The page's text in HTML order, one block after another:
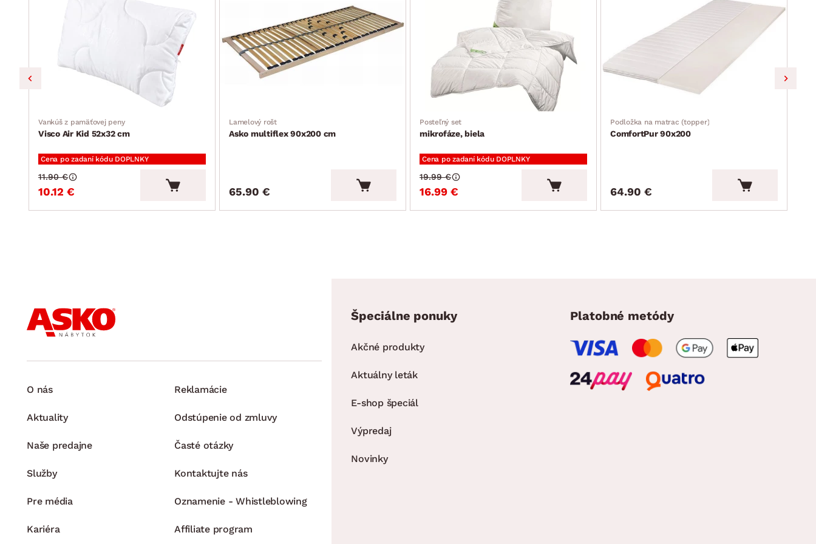
vhodné uloženie na: pevný latkový rošt, pevný lamelový rošt, polohovateľný lamelový rošt
mechanický test: 50.000 cyklov
predĺžená záruka 3 rokov na jadro matraca (nutná registrácia podľa inštrukcií v balení výrobku)
Vankúš z pamäťovej peny
Visco Air Kid 52x32 cm
Cena po zadaní kódu DOPLNKY
10.12 €
11.90 €
Lamelový rošt
Asko multiflex 90x200 cm
65.90 €
Posteľný set
mikrofáze, biela
Cena po zadaní kódu DOPLNKY
16.99 €
19.99 €
Podložka na matrac (topper)
ComfortPur 90x200
64.90 €
O nás
Aktuality
Naše predajne
Služby
Pre média
Kariéra
Reklamácie
Odstúpenie od zmluvy
Časté otázky
Kontaktujte nás
Oznamenie - Whistleblowing
Affiliate program
Špeciálne ponuky
Akčné produkty
Aktuálny leták
E-shop špeciál
Výpredaj
Novinky
Platobné metódy